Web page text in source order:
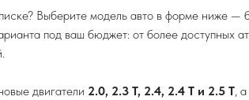
Выберите модель авто в форме ниже —
под ваш бюджет: от более доступных
двигатели 2.0, 2.3 T, 2.4, 2.4 T и 2.5 T,